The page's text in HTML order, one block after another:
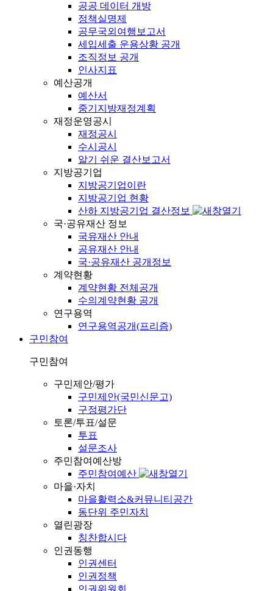
공공 데이터 개방
정책실명제
공무국외여행보고서
세입세출 운용상황 공개
조직정보 공개
인사지표
예산공개
예산서
중기지방재정계획
재정운영공시
재정공시
수시공시
알기 쉬운 결산보고서
지방공기업
지방공기업이란
지방공기업 현황
산하 지방공기업 결산정보
국·공유재산 정보
국유재산 안내
공유재산 안내
국·공유재산 공개정보
계약현황
계약현황 전체공개
수의계약현황 공개
연구용역
연구용역공개(프리즘)
구민참여
구민참여
구민제안/평가
구민제안(국민신문고)
구정평가단
토론/투표/설문
투표
설문조사
주민참여예산방
주민참여예산
마을·자치
마을활력소&커뮤니티공간
동단위 주민자치
열린광장
칭찬합시다
인권동행
인권센터
인권정책
인권위원회